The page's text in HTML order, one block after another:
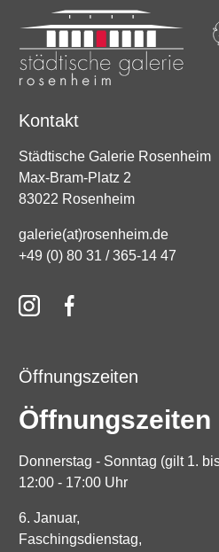
Kontakt
Städtische Galerie Rosenheim
Max-Bram-Platz 2
83022 Rosenheim
galerie(at)rosenheim.de
+49 (0) 80 31 / 365-14 47
Öffnungszeiten
Öffnungszeiten
Donnerstag - Sonntag (gilt 1.
12:00 - 17:00 Uhr
6. Januar,
Faschingsdienstag,